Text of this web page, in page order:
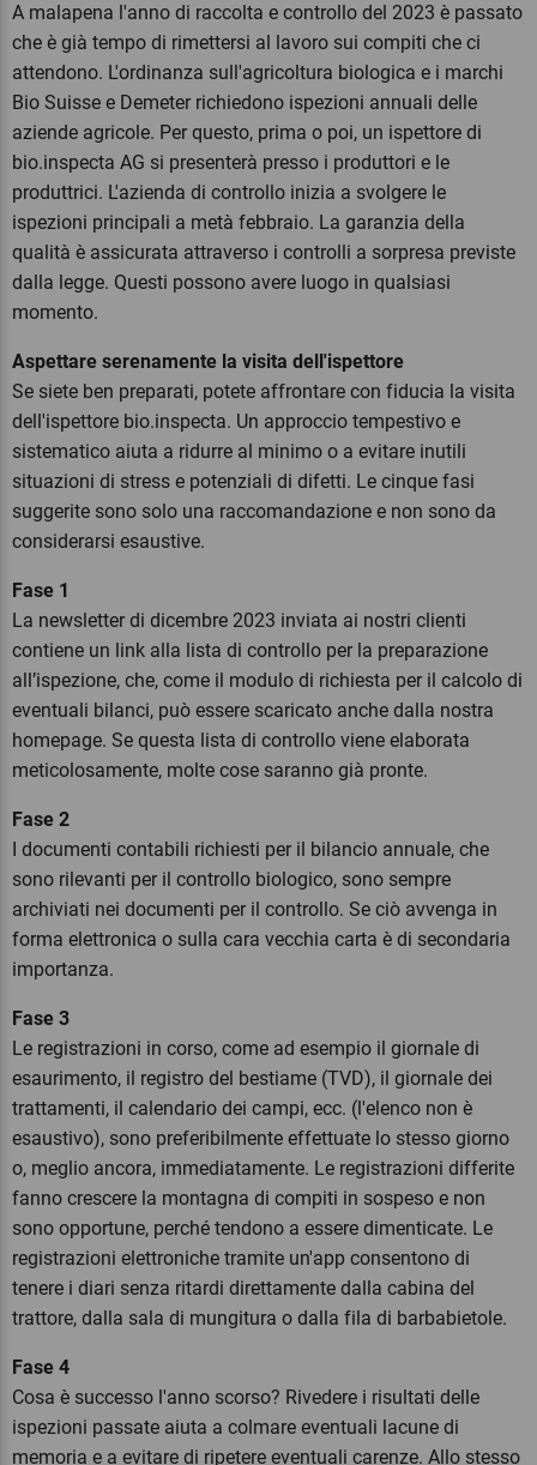
A malapena l'anno di raccolta e controllo del 2023 è passato
che è già tempo di rimettersi al lavoro sui compiti che ci
attendono. L'ordinanza sull'agricoltura biologica e i marchi
Bio Suisse e Demeter richiedono ispezioni annuali delle
aziende agricole. Per questo, prima o poi, un ispettore di
bio.inspecta AG si presenterà presso i produttori e le
produttrici. L'azienda di controllo inizia a svolgere le
ispezioni principali a metà febbraio. La garanzia della
qualità è assicurata attraverso i controlli a sorpresa previste
dalla legge. Questi possono avere luogo in qualsiasi
momento.
Aspettare serenamente la visita dell'ispettore
Se siete ben preparati, potete affrontare con fiducia la visita
dell'ispettore bio.inspecta. Un approccio tempestivo e
sistematico aiuta a ridurre al minimo o a evitare inutili
situazioni di stress e potenziali di difetti. Le cinque fasi
suggerite sono solo una raccomandazione e non sono da
considerarsi esaustive.
Fase 1
La newsletter di dicembre 2023 inviata ai nostri clienti
contiene un link alla lista di controllo per la preparazione
all’ispezione, che, come il modulo di richiesta per il calcolo di
eventuali bilanci, può essere scaricato anche dalla nostra
homepage. Se questa lista di controllo viene elaborata
meticolosamente, molte cose saranno già pronte.
Fase 2
I documenti contabili richiesti per il bilancio annuale, che
sono rilevanti per il controllo biologico, sono sempre
archiviati nei documenti per il controllo. Se ciò avvenga in
forma elettronica o sulla cara vecchia carta è di secondaria
importanza.
Fase 3
Le registrazioni in corso, come ad esempio il giornale di
esaurimento, il registro del bestiame (TVD), il giornale dei
trattamenti, il calendario dei campi, ecc. (l'elenco non è
esaustivo), sono preferibilmente effettuate lo stesso giorno
o, meglio ancora, immediatamente. Le registrazioni differite
fanno crescere la montagna di compiti in sospeso e non
sono opportune, perché tendono a essere dimenticate. Le
registrazioni elettroniche tramite un'app consentono di
tenere i diari senza ritardi direttamente dalla cabina del
trattore, dalla sala di mungitura o dalla fila di barbabietole.
Fase 4
Cosa è successo l'anno scorso? Rivedere i risultati delle
ispezioni passate aiuta a colmare eventuali lacune di
memoria e a evitare di ripetere eventuali carenze. Allo stesso